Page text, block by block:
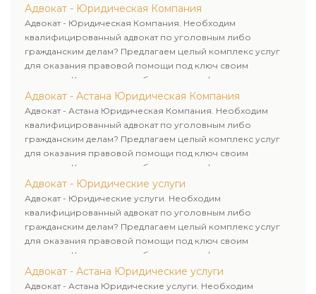
юридических лиц. Индивидуальный подход к каждому
клиенту.
Адвокат - Юридическая Компания
Адвокат - Юридическая Компания. Необходим
квалифицированный адвокат по уголовным либо
гражданским делам? Предлагаем целый комплекс услуг
для оказания правовой помощи под ключ своим
клиентам. Комплексное обслуживание физических и
юридических лиц. Индивидуальный подход к каждому
клиенту.
Адвокат - Астана Юридическая Компания
Адвокат - Астана Юридическая Компания. Необходим
квалифицированный адвокат по уголовным либо
гражданским делам? Предлагаем целый комплекс услуг
для оказания правовой помощи под ключ своим
клиентам. Комплексное обслуживание физических и
юридических лиц. Индивидуальный подход к каждому
клиенту.
Адвокат - Юридические услуги
Адвокат - Юридические услуги. Необходим
квалифицированный адвокат по уголовным либо
гражданским делам? Предлагаем целый комплекс услуг
для оказания правовой помощи под ключ своим
клиентам. Комплексное обслуживание физических и
юридических лиц. Индивидуальный подход к каждому
клиенту.
Адвокат - Астана Юридические услуги
Адвокат - Астана Юридические услуги. Необходим